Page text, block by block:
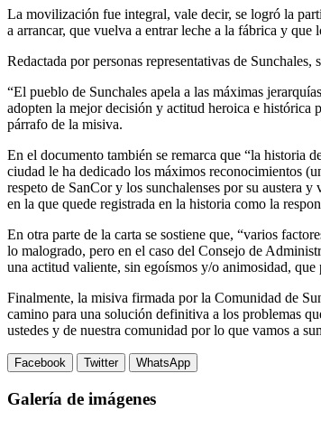
La movilización fue integral, vale decir, se logró la
a arrancar, que vuelva a entrar leche a la fábrica y que
Redactada por personas representativas de
“El pueblo de Sunchales apela a las máximas
adopten la mejor decisión y actitud heroica e histórica
párrafo de la misiva.
En el documento también se remarca que “la historia
ciudad le ha dedicado los máximos reconocimientos
respeto de SanCor y los sunchalenses por su austera
en la que quede registrada en la historia como la
En otra parte de la carta se sostiene que, “varios
lo malogrado, pero en el caso del Consejo de
una actitud valiente, sin egoísmos y/o animosidad,
Finalmente, la misiva firmada por la Comunidad de
camino para una solución definitiva a los problemas
ustedes y de nuestra comunidad por lo que vamos a
Facebook Twitter WhatsApp
Galería de imágenes